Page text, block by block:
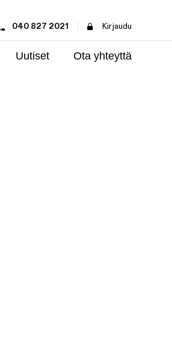
040 827 2021 Kirjaudu
Uutiset Ota yhteyttä